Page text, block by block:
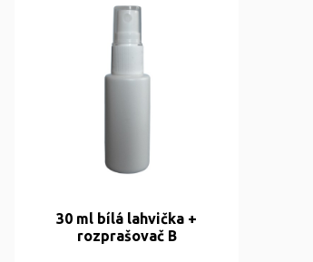
30 ml bílá lahvička +
rozprašovač B